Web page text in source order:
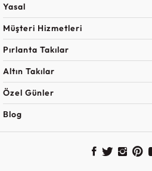
Yasal
Müşteri Hizmetleri
Pırlanta Takılar
Altın Takılar
Özel Günler
Blog